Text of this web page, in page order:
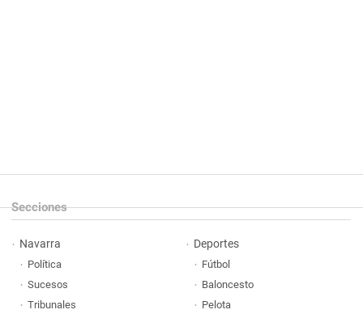
Secciones
Navarra
Política
Sucesos
Tribunales
Deportes
Fútbol
Baloncesto
Pelota